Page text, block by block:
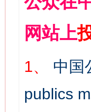
网站上
1、
中国
publics